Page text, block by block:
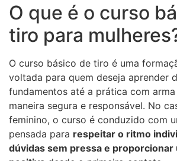
O que é o curso
tiro para
O curso básico de tiro é uma
voltada para quem deseja aprender
fundamentos até a prática com
maneira segura e responsável. No
feminino, o curso é conduzido com
pensada para respeitar o ritmo
dúvidas sem pressa e proporcionar